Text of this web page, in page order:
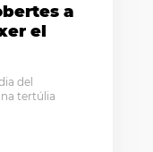
a
el
del
tertúlia